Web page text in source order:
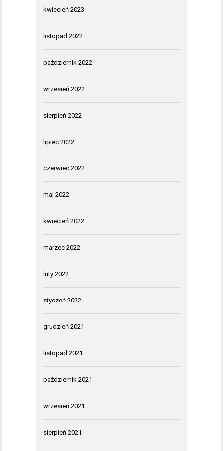
kwiecień 2023
listopad 2022
październik 2022
wrzesień 2022
sierpień 2022
lipiec 2022
czerwiec 2022
maj 2022
kwiecień 2022
marzec 2022
luty 2022
styczeń 2022
grudzień 2021
listopad 2021
październik 2021
wrzesień 2021
sierpień 2021